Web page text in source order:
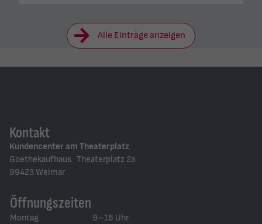
Alle Einträge anzeigen
Kontakt
Kundencenter am Theaterplatz
Goethekaufhaus Theaterplatz 2a
99423 Weimar
Öffnungszeiten
Montag
9–16 Uhr